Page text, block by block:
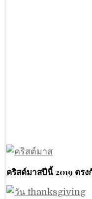
คริสต์มาสปีนี้ 2019 ตร